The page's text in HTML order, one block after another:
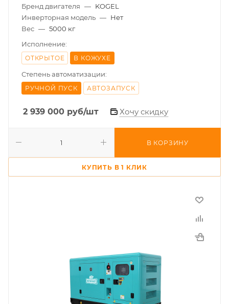
Бренд двигателя — KOGEL
Инверторная модель — Нет
Вес — 5000 кг
Исполнение:
ОТКРЫТОЕ В КОЖУХЕ
Степень автоматизации:
РУЧНОЙ ПУСК АВТОЗАПУСК
2 939 000 руб/шт Хочу скидку
В КОРЗИНУ
КУПИТЬ В 1 КЛИК